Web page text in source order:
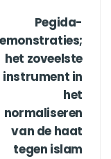
Pegida-
het zoveelste
instrument in
het
normaliseren
van de haat
tegen islam